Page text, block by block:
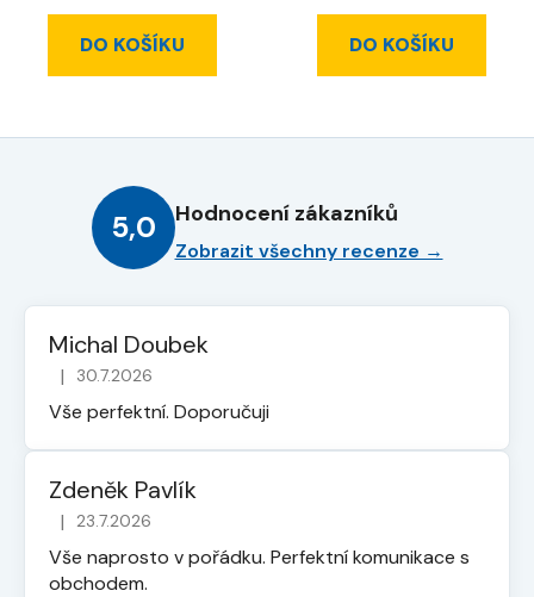
DO KOŠÍKU DO KOŠÍKU
5,0 Hodnocení zákazníků
Zobrazit všechny recenze →
Michal Doubek
Hodnocení obchodu je 5 z 5 hvězdiček.
| 30.7.2026
Vše perfektní. Doporučuji
Zdeněk Pavlík
Hodnocení obchodu je 5 z 5 hvězdiček.
| 23.7.2026
Vše naprosto v pořádku. Perfektní komunikace s
obchodem.